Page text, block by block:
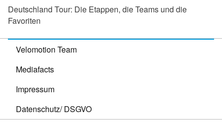
Deutschland Tour: Die Etappen, die Teams und die
Favoriten
Velomotion Team
Mediafacts
Impressum
Datenschutz/ DSGVO